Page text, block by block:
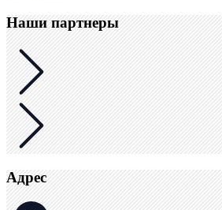
Наши партнеры
Адрес